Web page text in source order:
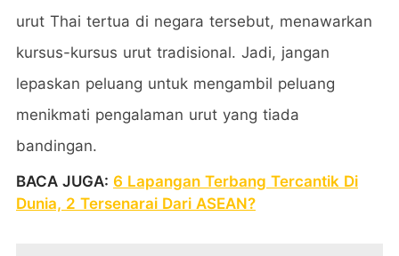
urut Thai tertua di negara tersebut, menawarkan
kursus-kursus urut tradisional. Jadi, jangan
lepaskan peluang untuk mengambil peluang
menikmati pengalaman urut yang tiada
bandingan.
BACA JUGA: 6 Lapangan Terbang Tercantik Di
Dunia, 2 Tersenarai Dari ASEAN?